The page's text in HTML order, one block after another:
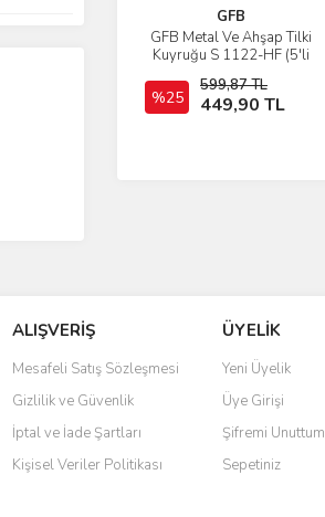
GFB
GFB Metal Ve Ahşap Tilki
Kuyruğu S 1122-HF (5'li
%25
599,87 TL
449,90 TL
İncele
Sepete Ekle
ALIŞVERİŞ
Mesafeli Satış Sözleşmesi
Gizlilik ve Güvenlik
İptal ve İade Şartları
Kişisel Veriler Politikası
ÜYELİK
Yeni Üyelik
Üye Girişi
Şifremi Unuttum
Sepetiniz